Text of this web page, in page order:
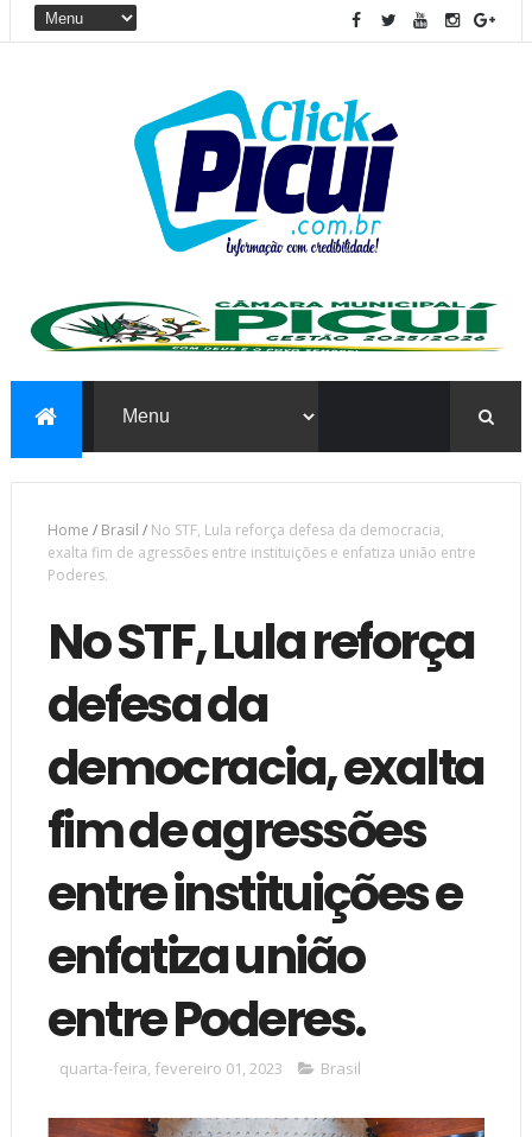
Home / Brasil / No STF, Lula reforça defesa da democracia,
exalta fim de agressões entre instituições e enfatiza união entre
Poderes.
No STF, Lula reforça
defesa da
democracia, exalta
fim de agressões
entre instituições e
enfatiza união
entre Poderes.
quarta-feira, fevereiro 01, 2023 Brasil